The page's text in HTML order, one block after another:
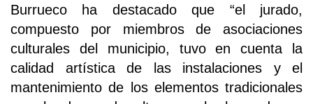
Burrueco ha destacado que “el jurado,
compuesto por miembros de asociaciones
culturales del municipio, tuvo en cuenta la
calidad artística de las instalaciones y el
mantenimiento de los elementos tradicionales